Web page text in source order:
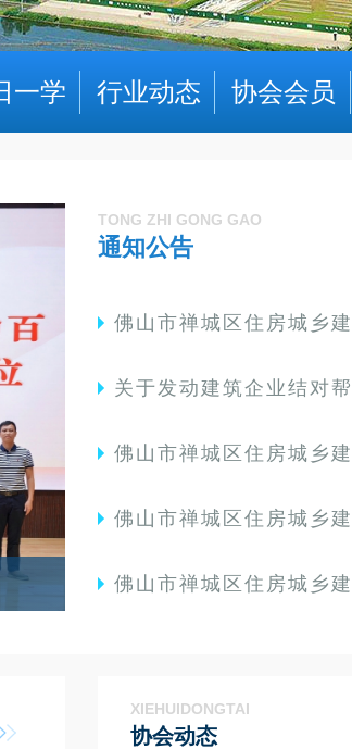
一学 行业动态 协会会员
关于交纳2026年度会费的通知
TONG ZHI GONG GAO
通知公告
佛山市禅城区住房城乡建设和水务局关于发动建筑企
关于发动建筑企业结对帮扶江海社区环境
佛山市禅城区住房城乡建设和水务局关于举办佛山市禅城区建设
佛山市禅城区住房城乡建设和水务局关于开
佛山市禅城区住房城乡建设和水务局关于举办禅城区2026年房屋建
XIEHUIDONGTAI
协会动态